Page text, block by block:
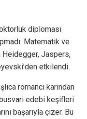
diploması
Matematik ve
Heidegger, Jaspers,
etkilendi.
romancı karından
edebi keşifleri
başarıyla çizer. Bu